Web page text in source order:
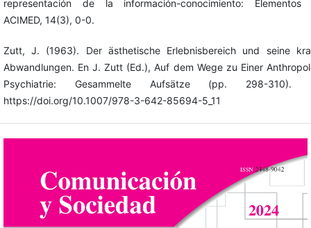
representación de la información-conocimiento: Elementos
ACIMED, 14(3), 0-0.
Zutt, J. (1963). Der ästhetische Erlebnisbereich und seine
Abwandlungen. En J. Zutt (Ed.), Auf dem Wege zu Einer
Psychiatrie: Gesammelte Aufsätze (pp. 298-310).
https://doi.org/10.1007/978-3-642-85694-5_11